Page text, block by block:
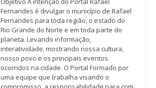
Fernandes é divulgar o município de Rafael
Fernandes para toda região, o estado do
Rio Grande do Norte e em toda parte do
planeta. Levando informação,
interatividade, mostrando nossa cultura,
nosso povo e os principais eventos
ocorridos na cidade. O Portal Formado por
uma equipe que trabalha visando o